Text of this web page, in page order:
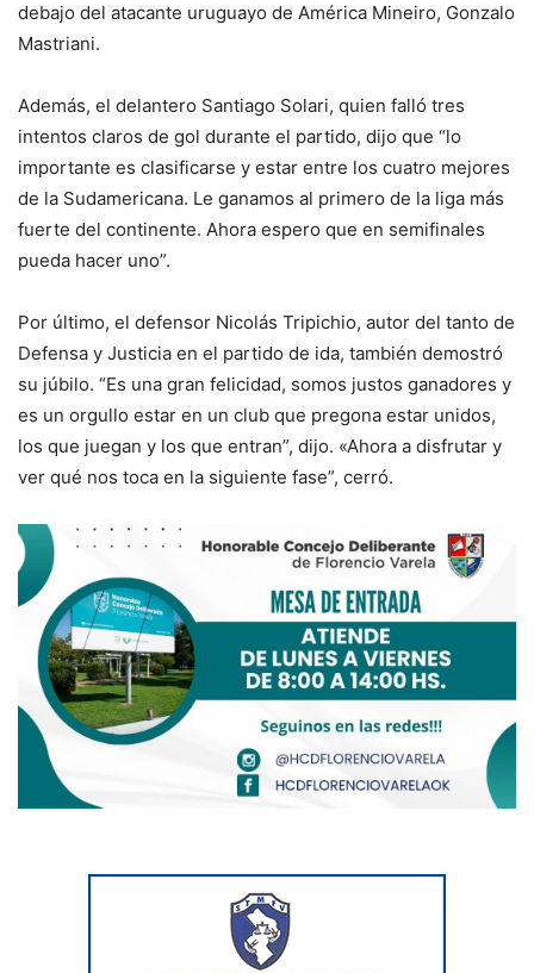
debajo del atacante uruguayo de América Mineiro, Gonzalo
Mastriani.
Además, el delantero Santiago Solari, quien falló tres
intentos claros de gol durante el partido, dijo que “lo
importante es clasificarse y estar entre los cuatro mejores
de la Sudamericana. Le ganamos al primero de la liga más
fuerte del continente. Ahora espero que en semifinales
pueda hacer uno”.
Por último, el defensor Nicolás Tripichio, autor del tanto de
Defensa y Justicia en el partido de ida, también demostró
su júbilo. “Es una gran felicidad, somos justos ganadores y
es un orgullo estar en un club que pregona estar unidos,
los que juegan y los que entran”, dijo. «Ahora a disfrutar y
ver qué nos toca en la siguiente fase”, cerró.